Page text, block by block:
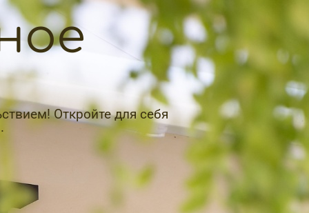
Откройте для себя